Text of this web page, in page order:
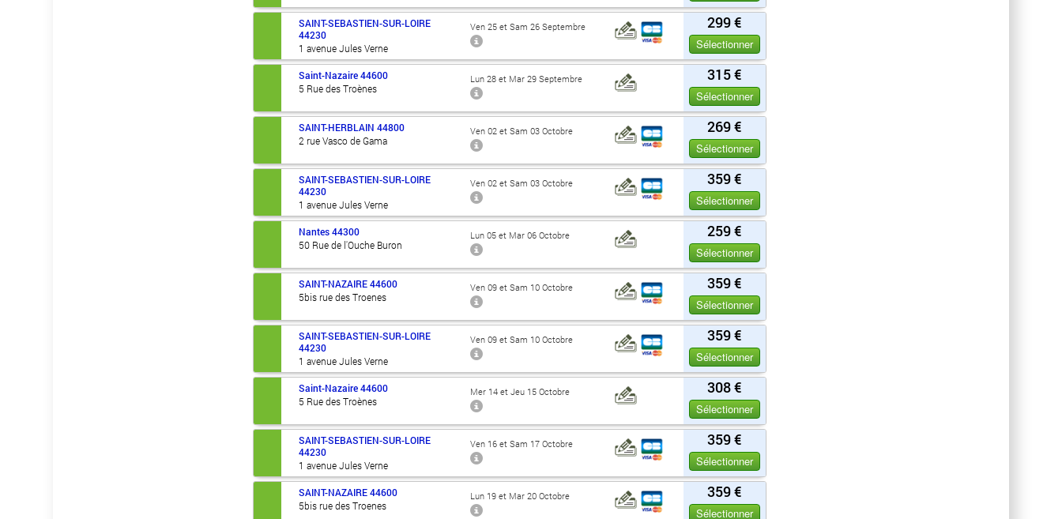
299 €
Sélectionner
SAINT-SEBASTIEN-SUR-LOIRE
44230
1 avenue Jules Verne
Ven 25 et Sam 26 Septembre
315 €
Sélectionner
Saint-Nazaire 44600
5 Rue des Troènes
Lun 28 et Mar 29 Septembre
269 €
Sélectionner
SAINT-HERBLAIN 44800
2 rue Vasco de Gama
Ven 02 et Sam 03 Octobre
359 €
Sélectionner
SAINT-SEBASTIEN-SUR-LOIRE
44230
1 avenue Jules Verne
Ven 02 et Sam 03 Octobre
259 €
Sélectionner
Nantes 44300
50 Rue de l'Ouche Buron
Lun 05 et Mar 06 Octobre
359 €
Sélectionner
SAINT-NAZAIRE 44600
5bis rue des Troenes
Ven 09 et Sam 10 Octobre
359 €
Sélectionner
SAINT-SEBASTIEN-SUR-LOIRE
44230
1 avenue Jules Verne
Ven 09 et Sam 10 Octobre
308 €
Sélectionner
Saint-Nazaire 44600
5 Rue des Troènes
Mer 14 et Jeu 15 Octobre
359 €
Sélectionner
SAINT-SEBASTIEN-SUR-LOIRE
44230
1 avenue Jules Verne
Ven 16 et Sam 17 Octobre
359 €
Sélectionner
SAINT-NAZAIRE 44600
5bis rue des Troenes
Lun 19 et Mar 20 Octobre